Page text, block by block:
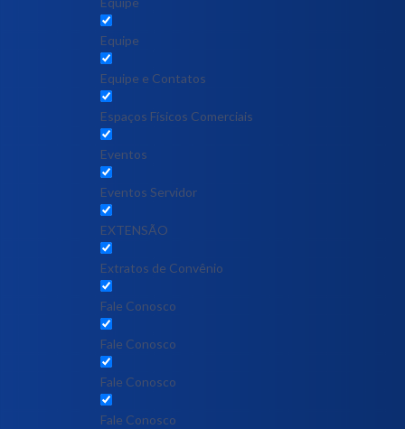
Equipe
Equipe e Contatos
Espaços Físicos Comerciais
Eventos
Eventos Servidor
EXTENSÃO
Extratos de Convênio
Fale Conosco
Fale Conosco
Fale Conosco
Fale Conosco